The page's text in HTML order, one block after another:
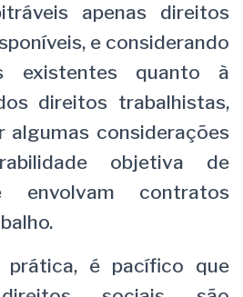
apenas direitos
e considerando
existentes quanto à
direitos trabalhistas,
algumas considerações
objetiva de
envolvam contratos
prática, é pacífico que